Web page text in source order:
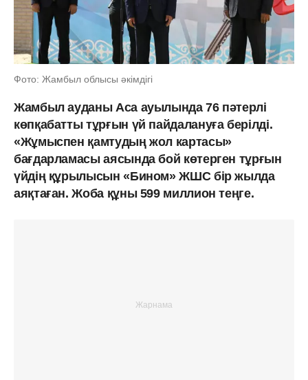
Фото: Жамбыл облысы әкімдігі
Жамбыл ауданы Аса ауылында 76 пəтерлі
көпқабатты тұрғын үй пайдалануға берілді.
«Жұмыспен қамтудың жол картасы»
бағдарламасы аясында бой көтерген тұрғын
үйдің құрылысын «Бином» ЖШС бір жылда
аяқтаған. Жоба құны 599 миллион теңге.